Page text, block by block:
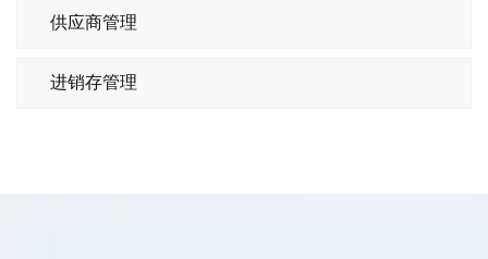
供应商管理
进销存管理